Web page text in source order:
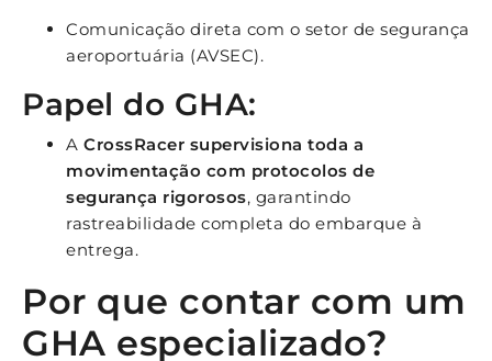
Comunicação direta com o setor de segurança
aeroportuária (AVSEC).
Papel do GHA:
A CrossRacer supervisiona toda a
movimentação com protocolos de
segurança rigorosos, garantindo
rastreabilidade completa do embarque à
entrega.
Por que contar com um
GHA especializado?